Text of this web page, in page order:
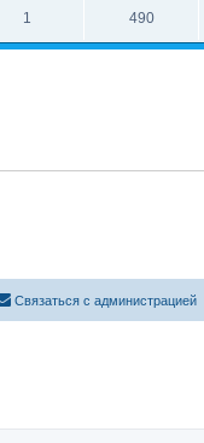
1 490
Связаться с администрацией